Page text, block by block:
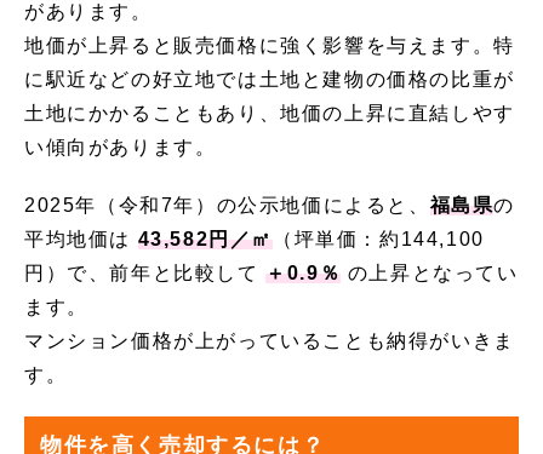
があります。
地価が上昇ると販売価格に強く影響を与えます。特
に駅近などの好立地では土地と建物の価格の比重が
土地にかかることもあり、地価の上昇に直結しやす
い傾向があります。
2025年（令和7年）の公示地価によると、福島県の
平均地価は 43,582円／㎡ （坪単価：約144,100
円）で、前年と比較して＋0.9％ の上昇となってい
ます。
マンション価格が上がっていることも納得がいきま
す。
物件を高く売却するには？